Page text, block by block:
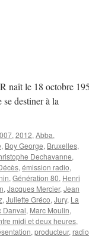
naît le 18 octobre
destiner à la
, 2012, Abba,
, Boy George, Bruxelles,
Dechavanne,
, émission radio,
, Génération 80, Henri
, Jacques Mercier, Jean
, Juliette Gréco, Jury, La
Danval, Marc Moulin,
midi et deux heures,
, producteur, radio